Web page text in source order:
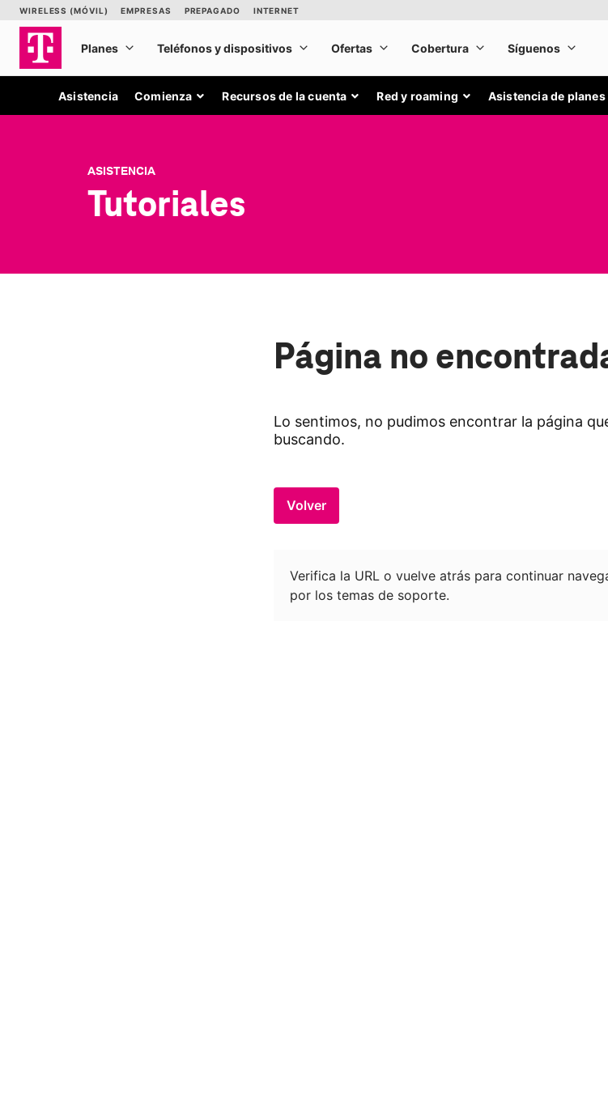
Asistencia Comienza Recursos de la cuenta Red y roaming Asistencia de planes
ASISTENCIA
Tutoriales